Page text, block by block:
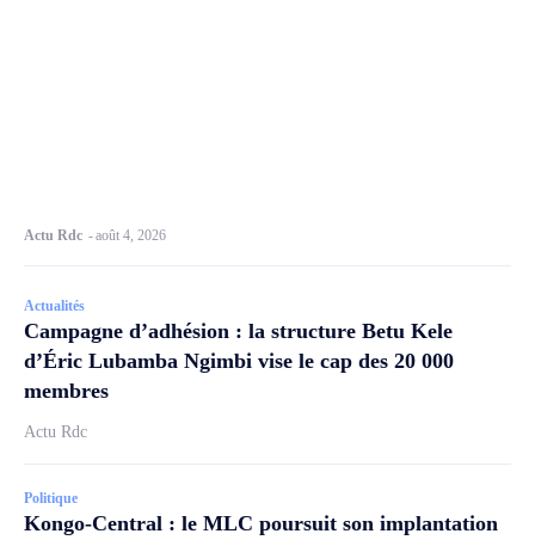
Actu Rdc -août 4, 2026
Actualités
Campagne d’adhésion : la structure Betu Kele
d’Éric Lubamba Ngimbi vise le cap des 20 000
membres
Actu Rdc
Politique
Kongo-Central : le MLC poursuit son implantation